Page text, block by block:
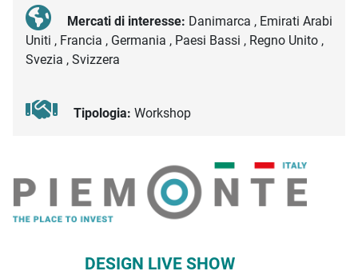
Mercati di interesse: Danimarca , Emirati Arabi
Uniti , Francia , Germania , Paesi Bassi , Regno Unito ,
Svezia , Svizzera
Tipologia: Workshop
DESIGN LIVE SHOW